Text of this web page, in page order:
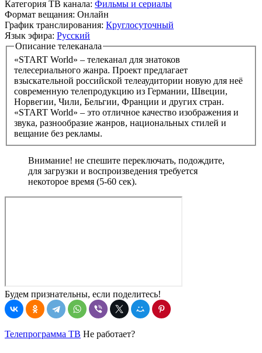
Категория ТВ канала: Фильмы и сериалы
Формат вещания: Онлайн
График транслирования: Круглосуточный
Язык эфира: Русский
Описание телеканала
«START World» – телеканал для знатоков
телесериального жанра. Проект предлагает
взыскательной российской телеаудитории новую для неё
современную телепродукцию из Германии, Швеции,
Норвегии, Чили, Бельгии, Франции и других стран.
«START World» – это отличное качество изображения и
звука, разнообразие жанров, национальных стилей и
вещание без рекламы.
Внимание! не спешите переключать, подождите,
для загрузки и воспроизведения требуется
некоторое время (5-60 сек).
Будем признательны, если поделитесь!
Телепрограмма ТВ Не работает?